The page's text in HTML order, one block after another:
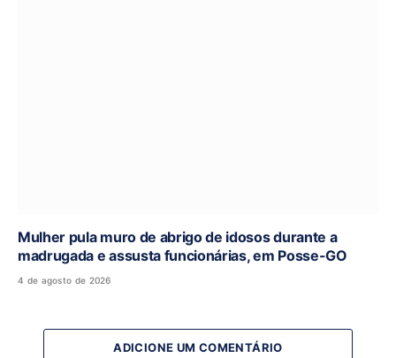
Mulher pula muro de abrigo de idosos durante a
madrugada e assusta funcionárias, em Posse-GO
4 de agosto de 2026
ADICIONE UM COMENTÁRIO